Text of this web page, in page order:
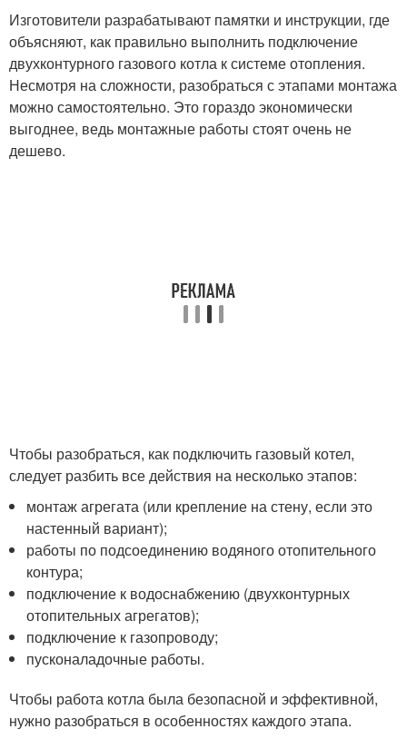
Изготовители разрабатывают памятки и инструкции, где
объясняют, как правильно выполнить подключение
двухконтурного газового котла к системе отопления.
Несмотря на сложности, разобраться с этапами монтажа
можно самостоятельно. Это гораздо экономически
выгоднее, ведь монтажные работы стоят очень не
дешево.
Чтобы разобраться, как подключить газовый котел,
следует разбить все действия на несколько этапов:
монтаж агрегата (или крепление на стену, если это
настенный вариант);
работы по подсоединению водяного отопительного
контура;
подключение к водоснабжению (двухконтурных
отопительных агрегатов);
подключение к газопроводу;
пусконаладочные работы.
Чтобы работа котла была безопасной и эффективной,
нужно разобраться в особенностях каждого этапа.